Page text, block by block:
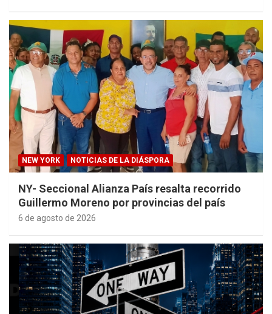
NEW YORK NOTICIAS DE LA DIÁSPORA
NY- Seccional Alianza País resalta recorrido
Guillermo Moreno por provincias del país
6 de agosto de 2026